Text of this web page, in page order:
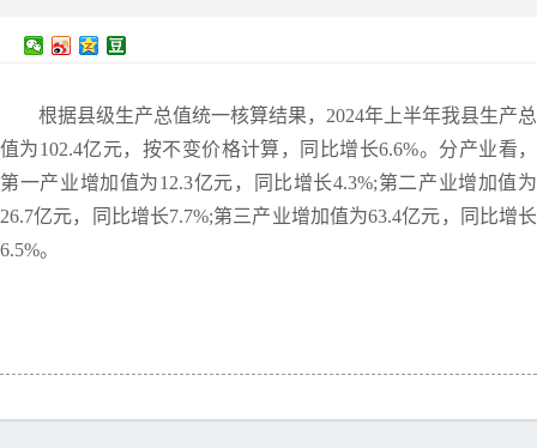
根据县级生产总值统一核算结果，2024年上半年我县生产总
值为102.4亿元，按不变价格计算，同比增长6.6%。分产业看，
第一产业增加值为12.3亿元，同比增长4.3%;第二产业增加值为
26.7亿元，同比增长7.7%;第三产业增加值为63.4亿元，同比增长
6.5%。